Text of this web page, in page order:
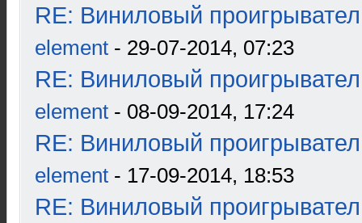
RE: Виниловый
element - 29-07-2014, 07:23
RE: Виниловый
element - 08-09-2014, 17:24
RE: Виниловый
element - 17-09-2014, 18:53
RE: Виниловый